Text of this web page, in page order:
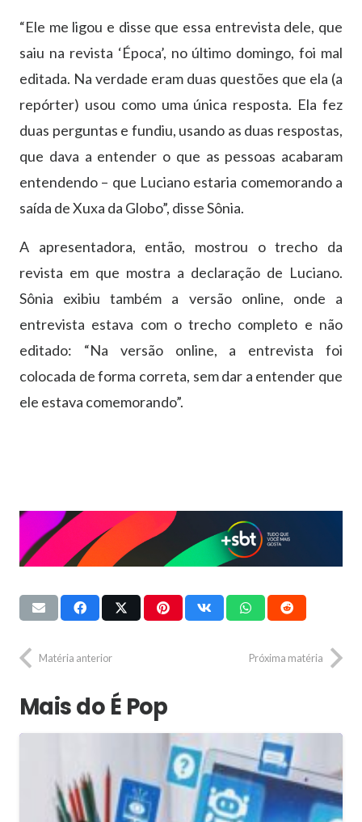
“Ele me ligou e disse que essa entrevista dele, que
saiu na revista ‘Época’, no último domingo, foi mal
editada. Na verdade eram duas questões que ela (a
repórter) usou como uma única resposta. Ela fez
duas perguntas e fundiu, usando as duas respostas,
que dava a entender o que as pessoas acabaram
entendendo – que Luciano estaria comemorando a
saída de Xuxa da Globo”, disse Sônia.
A apresentadora, então, mostrou o trecho da
revista em que mostra a declaração de Luciano.
Sônia exibiu também a versão online, onde a
entrevista estava com o trecho completo e não
editado: “Na versão online, a entrevista foi
colocada de forma correta, sem dar a entender que
ele estava comemorando”.
Matéria anterior Próxima matéria
Mais do É Pop